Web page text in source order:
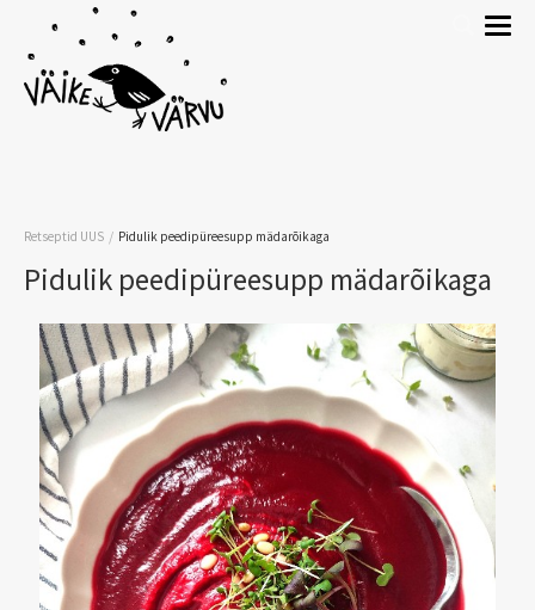
Retseptid UUS / Pidulik peedipüreesupp mädarõikaga
Pidulik peedipüreesupp mädarõikaga